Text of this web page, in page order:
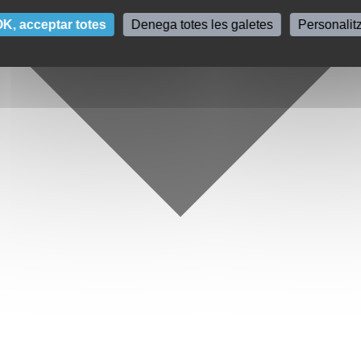
acceptar totes Denega totes les galetes